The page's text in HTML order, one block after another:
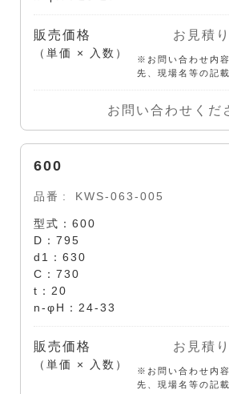
販売価格
（単価 × 入数）
お見積
※お問い合わせ内
先、現場名等の記
お問い合わせくだ
600
品番 KWS-063-005
型式：600
D：795
d1：630
C：730
t：20
n-φH：24-33
販売価格
（単価 × 入数）
お見積
※お問い合わせ内
先、現場名等の記